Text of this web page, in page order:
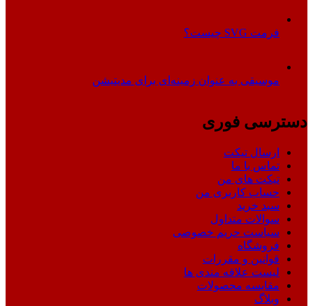
فرمت SVG چیست؟
موسیقی به عنوان زمینه‌ای برای مدیتیشن
دسترسی فوری
ارسال تیکت
تماس با ما
تیکت های من
حساب کاربری من
سبد خرید
سوالات متداول
سیاست حریم خصوصی
فروشگاه
قوانین و مقررات
لیست علاقه مندی ها
مقایسه محصولات
وبلاگ